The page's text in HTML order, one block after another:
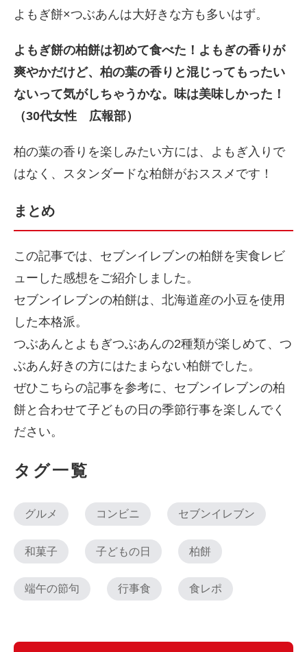
よもぎ餅×つぶあんは大好きな方も多いはず。
よもぎ餅の柏餅は初めて食べた！よもぎの香りが
爽やかだけど、柏の葉の香りと混じってもったい
ないって気がしちゃうかな。味は美味しかった！
（30代女性 広報部）
柏の葉の香りを楽しみたい方には、よもぎ入りで
はなく、スタンダードな柏餅がおススメです！
まとめ
この記事では、セブンイレブンの柏餅を実食レビ
ューした感想をご紹介しました。
セブンイレブンの柏餅は、北海道産の小豆を使用
した本格派。
つぶあんとよもぎつぶあんの2種類が楽しめて、つ
ぶあん好きの方にはたまらない柏餅でした。
ぜひこちらの記事を参考に、セブンイレブンの柏
餅と合わせて子どもの日の季節行事を楽しんでく
ださい。
タグ一覧
グルメ コンビニ セブンイレブン
和菓子 子どもの日 柏餅
端午の節句 行事食 食レポ